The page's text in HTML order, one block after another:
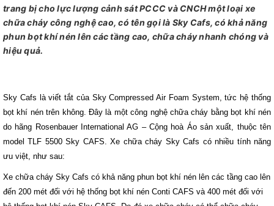
trang bị cho lực lượng cảnh sát PCCC và CNCH một loại xe
chữa cháy công nghệ cao, có tên gọi là Sky Cafs, có khả năng
phun bọt khí nén lên các tầng cao, chữa cháy nhanh chóng và
hiệu quả.
Sky Cafs là viết tắt của Sky Compressed Air Foam System, tức hệ thống
bọt khí nén trên không. Đây là một công nghệ chữa cháy bằng bọt khí nén
do hãng Rosenbauer International AG – Cộng hoà Áo sản xuất, thuộc tên
model TLF 5500 Sky CAFS. Xe chữa cháy Sky Cafs có nhiều tính năng
ưu việt, như sau:
Xe chữa cháy Sky Cafs có khả năng phun bọt khí nén lên các tầng cao lên
đến 200 mét đối với hệ thống bọt khí nén Conti CAFS và 400 mét đối với